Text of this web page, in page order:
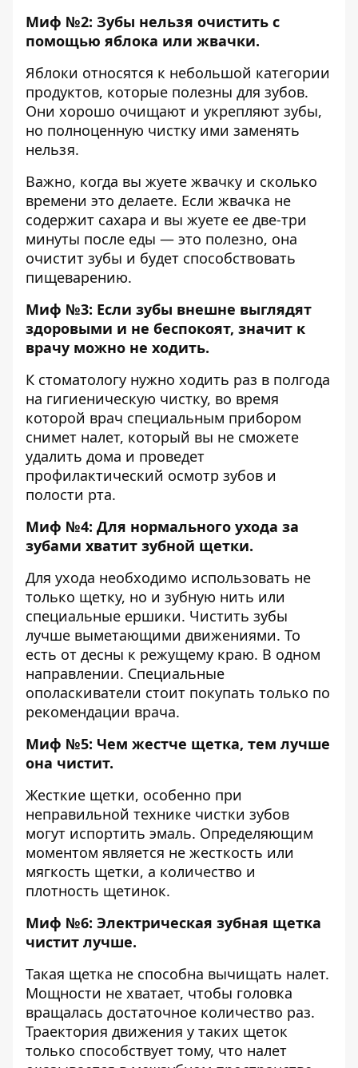
Миф №2: Зубы нельзя очистить с
помощью яблока или жвачки.
Яблоки относятся к небольшой категории
продуктов, которые полезны для зубов.
Они хорошо очищают и укрепляют зубы,
но полноценную чистку ими заменять
нельзя.
Важно, когда вы жуете жвачку и сколько
времени это делаете. Если жвачка не
содержит сахара и вы жуете ее две-три
минуты после еды — это полезно, она
очистит зубы и будет способствовать
пищеварению.
Миф №3: Если зубы внешне выглядят
здоровыми и не беспокоят, значит к
врачу можно не ходить.
К стоматологу нужно ходить раз в полгода
на гигиеническую чистку, во время
которой врач специальным прибором
снимет налет, который вы не сможете
удалить дома и проведет
профилактический осмотр зубов и
полости рта.
Миф №4: Для нормального ухода за
зубами хватит зубной щетки.
Для ухода необходимо использовать не
только щетку, но и зубную нить или
специальные ершики. Чистить зубы
лучше выметающими движениями. То
есть от десны к режущему краю. В одном
направлении. Специальные
ополаскиватели стоит покупать только по
рекомендации врача.
Миф №5: Чем жестче щетка, тем лучше
она чистит.
Жесткие щетки, особенно при
неправильной технике чистки зубов
могут испортить эмаль. Определяющим
моментом является не жесткость или
мягкость щетки, а количество и
плотность щетинок.
Миф №6: Электрическая зубная щетка
чистит лучше.
Такая щетка не способна вычищать налет.
Мощности не хватает, чтобы головка
вращалась достаточное количество раз.
Траектория движения у таких щеток
только способствует тому, что налет